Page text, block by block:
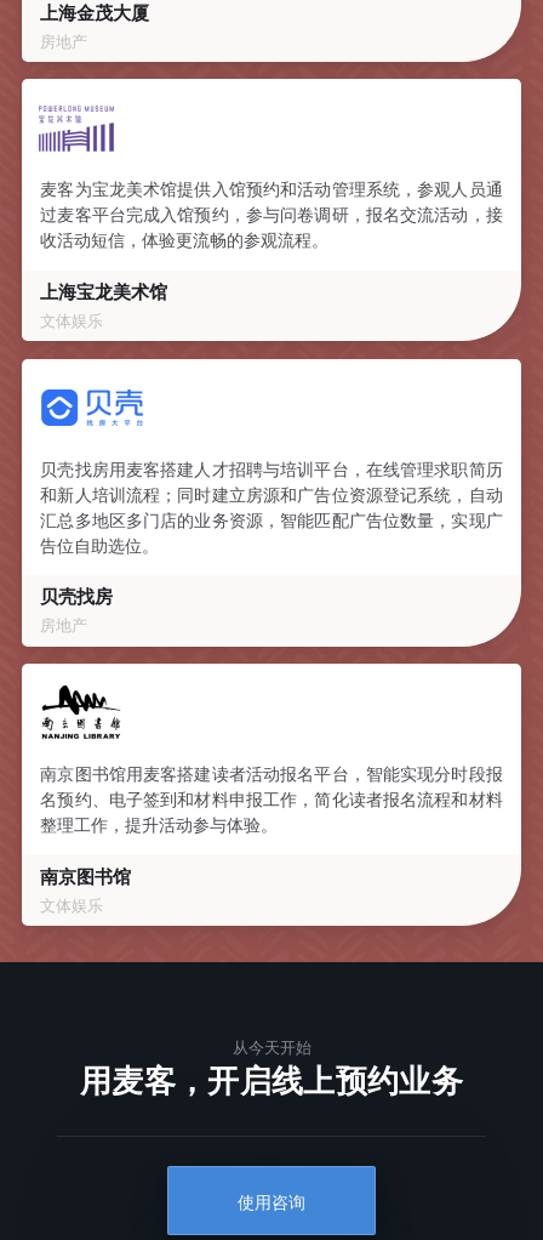
上海金茂大厦
房地产
麦客为宝龙美术馆提供入馆预约和活动管理系统，参观人员通
过麦客平台完成入馆预约，参与问卷调研，报名交流活动，接
收活动短信，体验更流畅的参观流程。
上海宝龙美术馆
文体娱乐
贝壳找房用麦客搭建人才招聘与培训平台，在线管理求职简历
和新人培训流程；同时建立房源和广告位资源登记系统，自动
汇总多地区多门店的业务资源，智能匹配广告位数量，实现广
告位自助选位。
贝壳找房
房地产
南京图书馆用麦客搭建读者活动报名平台，智能实现分时段报
名预约、电子签到和材料申报工作，简化读者报名流程和材料
整理工作，提升活动参与体验。
南京图书馆
文体娱乐
从今天开始
用麦客，开启线上预约业务
使用咨询